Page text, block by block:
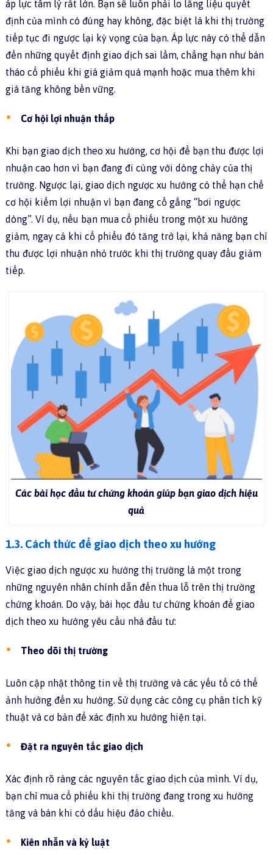
áp lực tâm lý rất lớn. Bạn sẽ luôn phải lo lắng liệu quyết
định của mình có đúng hay không, đặc biệt là khi thị trường
tiếp tục đi ngược lại kỳ vọng của bạn. Áp lực này có thể dẫn
đến những quyết định giao dịch sai lầm, chẳng hạn như bán
tháo cổ phiếu khi giá giảm quá mạnh hoặc mua thêm khi
giá tăng không bền vững.
Cơ hội lợi nhuận thấp
Khi bạn giao dịch theo xu hướng, cơ hội để bạn thu được lợi
nhuận cao hơn vì bạn đang đi cùng với dòng chảy của thị
trường. Ngược lại, giao dịch ngược xu hướng có thể hạn chế
cơ hội kiếm lợi nhuận vì bạn đang cố gắng “bơi ngược
dòng”. Ví dụ, nếu bạn mua cổ phiếu trong một xu hướng
giảm, ngay cả khi cổ phiếu đó tăng trở lại, khả năng bạn chỉ
thu được lợi nhuận nhỏ trước khi thị trường quay đầu giảm
tiếp.
Các bài học đầu tư chứng khoán giúp bạn giao dịch hiệu
quả
1.3. Cách thức để giao dịch theo xu hướng
Việc giao dịch ngược xu hướng thị trường là một trong
những nguyên nhân chính dẫn đến thua lỗ trên thị trường
chứng khoán. Do vậy, bài học đầu tư chứng khoán để giao
dịch theo xu hướng yêu cầu nhà đầu tư:
Theo dõi thị trường
Luôn cập nhật thông tin về thị trường và các yếu tố có thể
ảnh hưởng đến xu hướng. Sử dụng các công cụ phân tích kỹ
thuật và cơ bản để xác định xu hướng hiện tại.
Đặt ra nguyên tắc giao dịch
Xác định rõ ràng các nguyên tắc giao dịch của mình. Ví dụ,
bạn chỉ mua cổ phiếu khi thị trường đang trong xu hướng
tăng và bán khi có dấu hiệu đảo chiều.
Kiên nhẫn và kỷ luật